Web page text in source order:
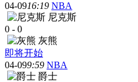
04-0916:19 NBA
尼克斯
0 - 0
灰熊
即将开始
04-099:59 NBA
爵士